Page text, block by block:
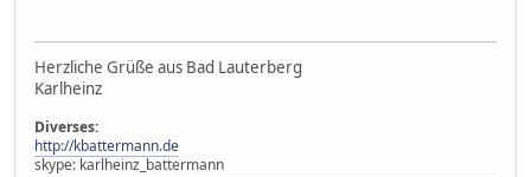
Herzliche Grüße aus Bad Lauterberg
Karlheinz
Diverses:
http://kbattermann.de
skype: karlheinz_battermann